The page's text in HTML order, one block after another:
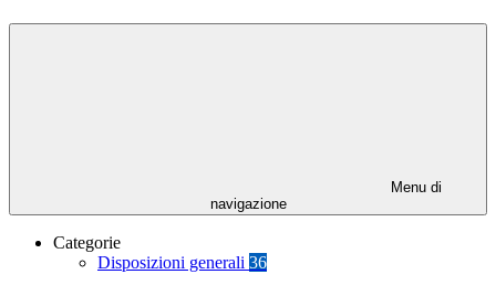
Menu di
navigazione
Categorie
Disposizioni generali 36